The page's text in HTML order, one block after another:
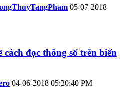
05-07-2018
cách đọc thông số trên biến
04-06-2018 05:20:40 PM